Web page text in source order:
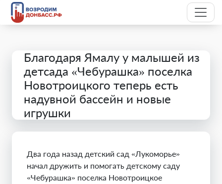
Благодаря Ямалу у малышей из
детсада «Чебурашка» поселка
Новотроицкого теперь есть
надувной бассейн и новые
игрушки
Два года назад детский сад «Лукоморье»
начал дружить и помогать детскому саду
«Чебурашка» поселка Новотроицкое